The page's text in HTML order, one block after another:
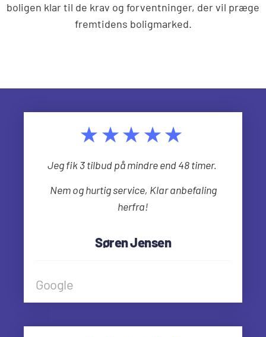
boligen klar til de krav og forventninger, der vil præge
fremtidens boligmarked.
★★★★★
Jeg fik 3 tilbud på mindre end 48 timer.
Nem og hurtig service, Klar anbefaling
herfra!
Søren Jensen
Google